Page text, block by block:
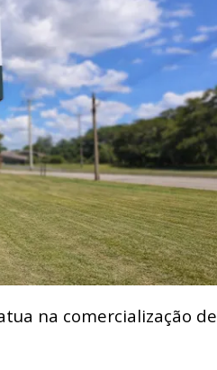
na comercialização de